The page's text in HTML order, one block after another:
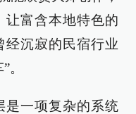
让富含本地特色的
经沉寂的民宿行业
。
是一项复杂的系统